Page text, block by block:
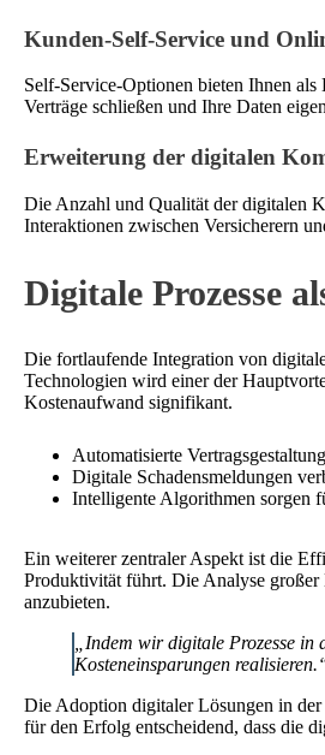
Kunden-Self-Service und
Self-Service-Optionen bieten Ihnen
Verträge schließen und Ihre Daten
Erweiterung der digitalen
Die Anzahl und Qualität der digitalen
Interaktionen zwischen Versicherern
Digitale Prozesse
Die fortlaufende Integration von
Technologien wird einer der
Kostenaufwand signifikant.
Automatisierte
Digitale Schadensmeldungen
Intelligente Algorithmen sorgen
Ein weiterer zentraler Aspekt ist die
Produktivität führt. Die Analyse großer
anzubieten.
„Indem wir digitale Prozesse
Kosteneinsparungen
Die Adoption digitaler Lösungen in der
für den Erfolg entscheidend, dass die